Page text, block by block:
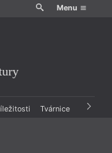
Menu
Tvárnice Archiv